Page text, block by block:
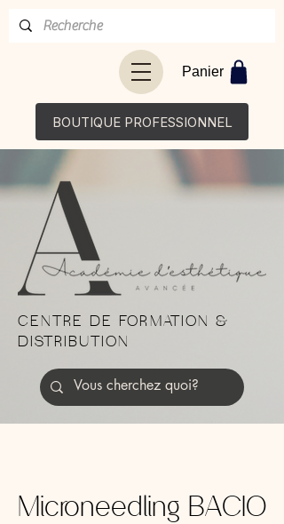
Panier
BOUTIQUE PROFESSIONNEL
CENTRE DE FORMATION &
DISTRIBUTION
Microneedling BACIO